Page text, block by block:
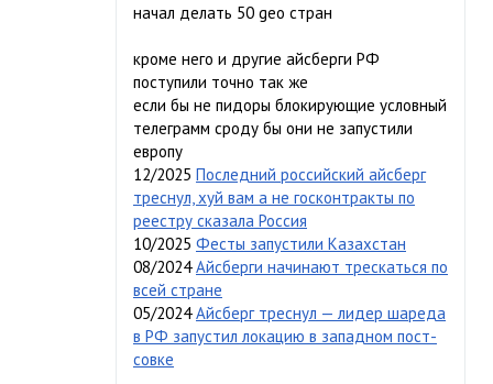
начал делать 50 geo стран
кроме него и другие айсберги РФ
поступили точно так же
если бы не пидоры блокирующие условный
телеграмм сроду бы они не запустили
европу
12/2025 Последний российский айсберг
треснул, хуй вам а не госконтракты по
реестру сказала Россия
10/2025 Фесты запустили Казахстан
08/2024Айсберги начинают трескаться по
всей стране
05/2024Айсберг треснул — лидер шареда
в РФ запустил локацию в западном пост-
совке